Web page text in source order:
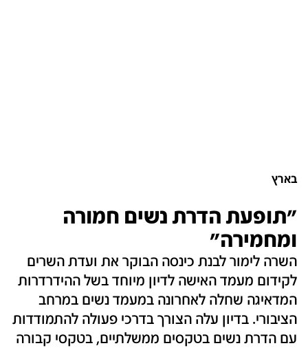
בארץ
"תופעת הדרת נשים חמורה
ומחמירה"
השרה לימור לבנת כינסה הבוקר את ועדת השרים
לקידום מעמד האישה לדיון מיוחד בשל ההידרדרות
המדאיגה שחלה לאחרונה במעמד נשים במרחב
הציבורי. בדיון עלה הצורך בדרכי פעולה להתמודדות
עם הדרת נשים בטקסים ממשלתיים, בטקסי קבורה